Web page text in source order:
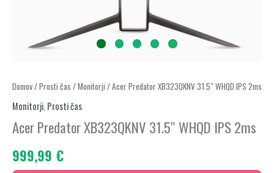
Domov/Prosti čas /Monitorji / Acer Predator XB323QKNV 31.5″ WHQD IPS 2ms
Monitorji, Prosti čas
Acer Predator XB323QKNV 31.5″ WHQD IPS 2ms
999,99 €
Acer
Predator
XB323QKNV
31.5"
WHQD
IPS